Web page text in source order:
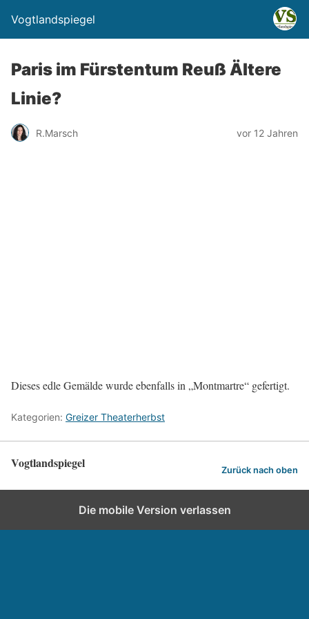
Vogtlandspiegel
Paris im Fürstentum Reuß Ältere
Linie?
R.Marsch vor 12 Jahren
Dieses edle Gemälde wurde ebenfalls in „Montmartre“ gefertigt.
Kategorien: Greizer Theaterherbst
Vogtlandspiegel Zurück nach oben
Die mobile Version verlassen